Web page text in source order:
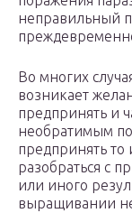
неправильный
Во многих
возникает
предпринять и
необратимым
предпринять
разобраться с
или иного
выращивании